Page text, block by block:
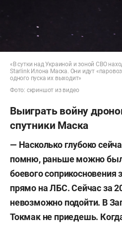
«В сутки над Украиной и зоной СВО
Starlink Илона Маска. Они идут
одного пуска их выходит»
Фото: скриншот из видео
Выиграть войну
спутники Маска
— Насколько глубоко
помню, раньше можно
боевого
прямо на ЛБС. Сейчас за
невозможно подойти. В
Токмак не приедешь.